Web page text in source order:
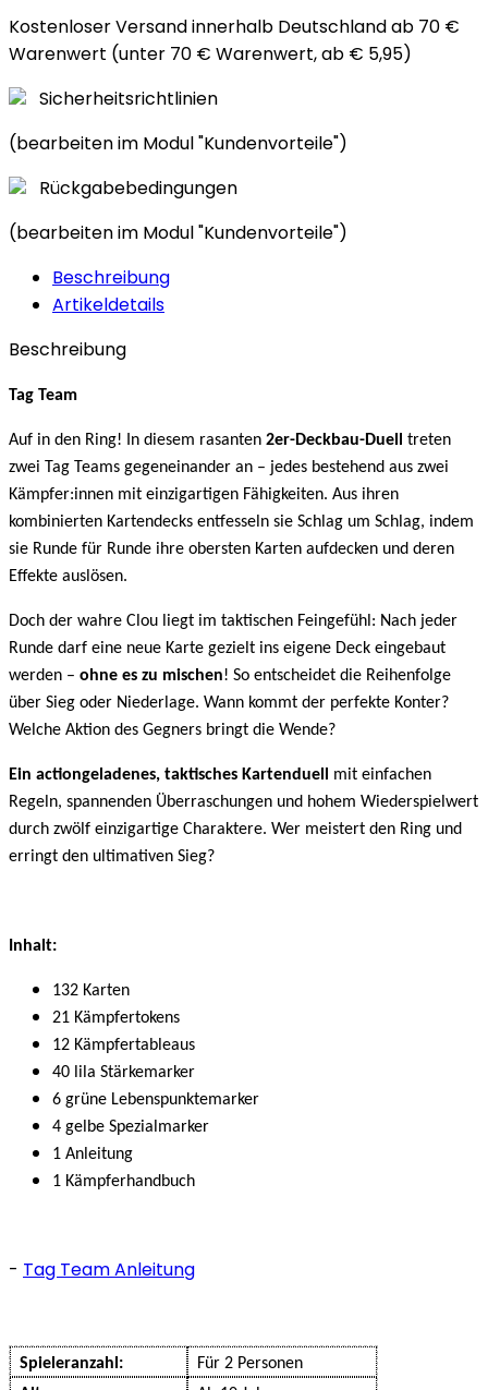
Kostenloser Versand innerhalb Deutschland ab 70 €
Warenwert (unter 70 € Warenwert, ab € 5,95)
Sicherheitsrichtlinien
(bearbeiten im Modul "Kundenvorteile")
Rückgabebedingungen
(bearbeiten im Modul "Kundenvorteile")
Beschreibung
Artikeldetails
Beschreibung
Tag Team
Auf in den Ring! In diesem rasanten 2er-Deckbau-Duell treten
zwei Tag Teams gegeneinander an – jedes bestehend aus zwei
Kämpfer:innen mit einzigartigen Fähigkeiten. Aus ihren
kombinierten Kartendecks entfesseln sie Schlag um Schlag, indem
sie Runde für Runde ihre obersten Karten aufdecken und deren
Effekte auslösen.
Doch der wahre Clou liegt im taktischen Feingefühl: Nach jeder
Runde darf eine neue Karte gezielt ins eigene Deck eingebaut
werden – ohne es zu mischen! So entscheidet die Reihenfolge
über Sieg oder Niederlage. Wann kommt der perfekte Konter?
Welche Aktion des Gegners bringt die Wende?
Ein actiongeladenes, taktisches Kartenduell mit einfachen
Regeln, spannenden Überraschungen und hohem Wiederspielwert
durch zwölf einzigartige Charaktere. Wer meistert den Ring und
erringt den ultimativen Sieg?
Inhalt:
132 Karten
21 Kämpfertokens
12 Kämpfertableaus
40 lila Stärkemarker
6 grüne Lebenspunktemarker
4 gelbe Spezialmarker
1 Anleitung
1 Kämpferhandbuch
- Tag Team Anleitung
Spieleranzahl:
Für 2 Personen